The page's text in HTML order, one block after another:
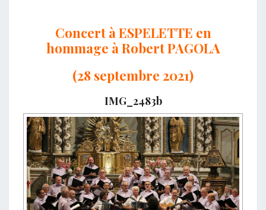
Concert à ESPELETTE en
hommage à Robert PAGOLA
(28 septembre 2021)
IMG_2483b